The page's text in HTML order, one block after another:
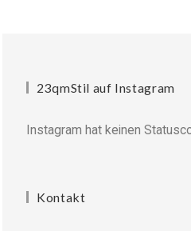
23qmStil auf Instagram
Instagram hat keinen
Kontakt